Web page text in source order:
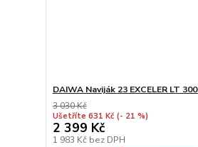
DAIWA Naviják 23 EXCELER LT
3 030 Kč
Ušetříte 631 Kč (- 21 %)
2 399 Kč
1 983 Kč bez DPH